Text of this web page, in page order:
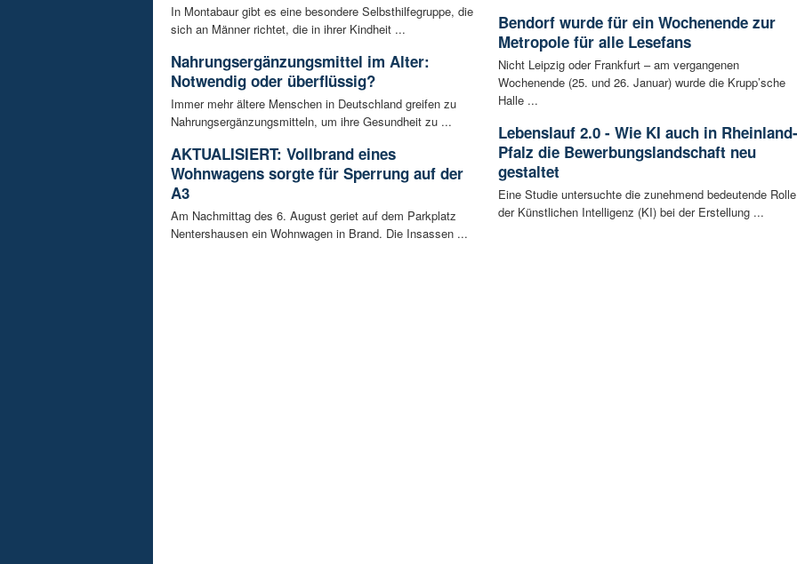
In Montabaur gibt es eine besondere Selbsthilfegruppe, die
sich an Männer richtet, die in ihrer Kindheit ...
Nahrungsergänzungsmittel im Alter:
Notwendig oder überflüssig?
Immer mehr ältere Menschen in Deutschland greifen zu
Nahrungsergänzungsmitteln, um ihre Gesundheit zu ...
AKTUALISIERT: Vollbrand eines
Wohnwagens sorgte für Sperrung auf der
A3
Am Nachmittag des 6. August geriet auf dem Parkplatz
Nentershausen ein Wohnwagen in Brand. Die Insassen ...
Bendorf wurde für ein Wochenende zur
Metropole für alle Lesefans
Nicht Leipzig oder Frankfurt – am vergangenen
Wochenende (25. und 26. Januar) wurde die Krupp’sche
Halle ...
Lebenslauf 2.0 - Wie KI auch in Rheinland-
Pfalz die Bewerbungslandschaft neu
gestaltet
Eine Studie untersuchte die zunehmend bedeutende Rolle
der Künstlichen Intelligenz (KI) bei der Erstellung ...